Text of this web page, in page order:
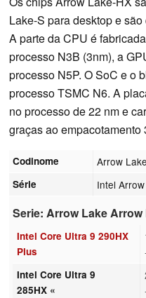
Lake-S para desktop e
A parte da CPU é
processo N3B (3nm), a
processo N5P. O SoC e o
processo TSMC N6. A
no processo de 22 nm e
graças ao empacotamento
Codinome Arrow
Série Intel
Serie: Arrow Lake Arrow
Intel Core Ultra 9 290HX
Plus
Intel Core Ultra 9
285HX «